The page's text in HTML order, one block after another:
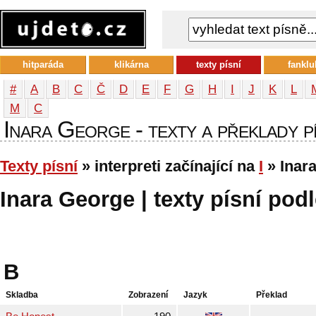
# A B C Č D E F G H I J K L
М
С
Inara George - texty a překlady
Texty písní» interpreti začínající na I »
Inara George | texty písní
B
Skladba Zobrazení Jazyk Překlad
hitparáda klikárna texty písní